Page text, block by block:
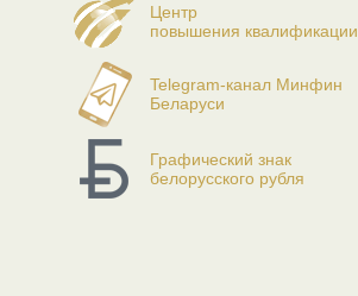
Центр
повышения квалификации
Telegram-канал Минфин
Беларуси
Графический знак
белорусского рубля